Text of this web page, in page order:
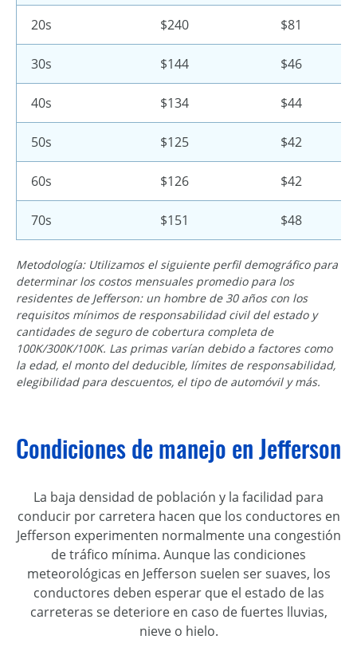
20s $240 $81
30s $144 $46
40s $134 $44
50s $125 $42
60s $126 $42
70s $151 $48
Metodología: Utilizamos el siguiente perfil demográfico para
determinar los costos mensuales promedio para los
residentes de Jefferson: un hombre de 30 años con los
requisitos mínimos de responsabilidad civil del estado y
cantidades de seguro de cobertura completa de
100K/300K/100K. Las primas varían debido a factores como
la edad, el monto del deducible, límites de responsabilidad,
elegibilidad para descuentos, el tipo de automóvil y más.
Condiciones de manejo en Jefferson
La baja densidad de población y la facilidad para
conducir por carretera hacen que los conductores en
Jefferson experimenten normalmente una congestión
de tráfico mínima. Aunque las condiciones
meteorológicas en Jefferson suelen ser suaves, los
conductores deben esperar que el estado de las
carreteras se deteriore en caso de fuertes lluvias,
nieve o hielo.